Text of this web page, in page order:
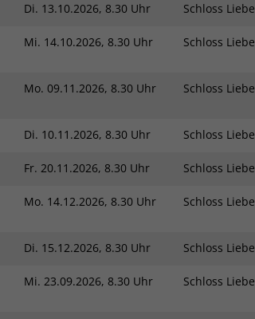
Di. 13.10.2026, 8.30 Uhr Schloss
Mi. 14.10.2026, 8.30 Uhr Schloss
Mo. 09.11.2026, 8.30 Uhr Schloss
Di. 10.11.2026, 8.30 Uhr Schloss
Fr. 20.11.2026, 8.30 Uhr Schloss
Mo. 14.12.2026, 8.30 Uhr Schloss
Di. 15.12.2026, 8.30 Uhr Schloss
Mi. 23.09.2026, 8.30 Uhr Schloss